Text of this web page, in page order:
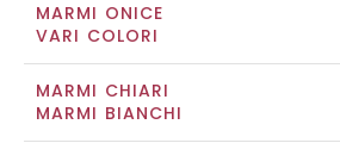
MARMI ONICE
VARI COLORI
MARMI CHIARI
MARMI BIANCHI